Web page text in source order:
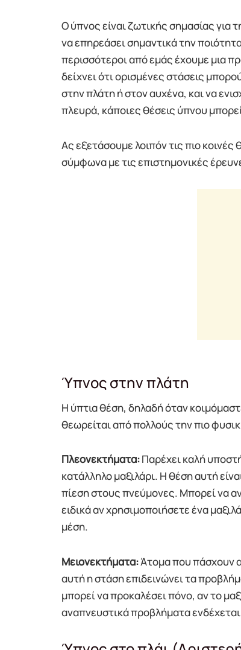
Ο ύπνος είναι ζωτικής σημασίας για
να επηρεάσει σημαντικά την
περισσότεροι από εμάς έχουμε μια
δείχνει ότι ορισμένες στάσεις
στην πλάτη ή στον αυχένα, και να
πλευρά, κάποιες θέσεις ύπνου
Ας εξετάσουμε λοιπόν τις πιο κοινές
σύμφωνα με τις επιστημονικές
Ύπνος στην πλάτη
Η ύπτια θέση, δηλαδή όταν
θεωρείται από πολλούς την πιο
Πλεονεκτήματα:Παρέχει καλή
κατάλληλο μαξιλάρι. Η θέση αυτή
πίεση στους πνεύμονες. Μπορεί να
ειδικά αν χρησιμοποιήσετε ένα
μέση.
Μειονεκτήματα:Άτομα που πάσχουν
αυτή η στάση επιδεινώνει τα
μπορεί να προκαλέσει πόνο, αν το
αναπνευστικά προβλήματα